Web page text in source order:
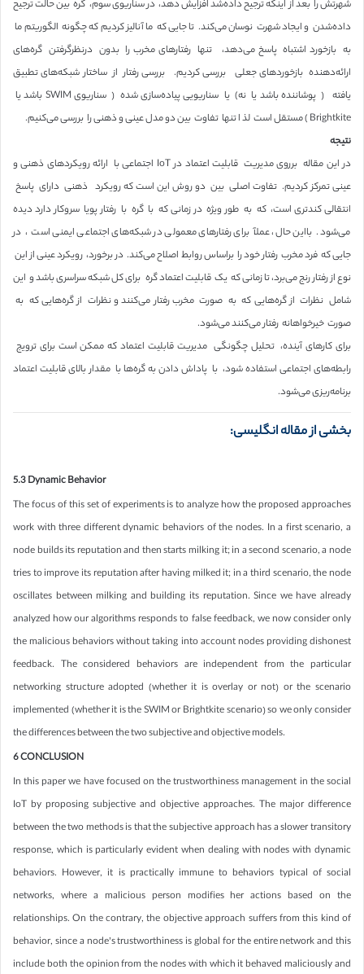
شهرتش را بعد از اینکه ترجیح داده‌شد افزایش دهد، در سناریوی سوم، گره بین حالت ترجیح
داده‌شدن و ایجاد شهرت نوسان می‌کند. تا جایی که ما آنالیز کردیم که چگونه الگوریتم ما
به بازخورد اشتباه پاسخ می‌دهد، تنها رفتارهای مخرب را بدون درنظرگرفتن گره‌های
ارائه‌دهنده بازخوردهای جعلی بررسی کردیم. بررسی رفتار از ساختار شبکه‌های تطبیق
یافته ( پوشاننده باشد یا نه) یا سناریویی پیاده‌سازی شده ( سناریوی SWIM باشد یا
Brightkite ) مستقل است لذ ا تنها تفاوت بین دو مدل عینی و ذهنی را بررسی می‌کنیم.
نتیجه
در این مقاله برروی مدیریت قابلیت اعتماد در IoT اجتماعی با ارائه رویکردهای ذهنی و
عینی تمرکز کردیم. تفاوت اصلی بین دو روش این است که رویکرد ذهنی دارای پاسخ
انتقالی کندتری است، که به طور ویژه در زمانی که با گره با رفتار پویا سروکار دارد دیده
می‌شود. بااین حال، عملآ برای رفتارهای معمولی در شبکه‌های اجتماعی ایمنی است ، در
جایی که فرد مخرب رفتار خود را براساس روابط اصلاح می‌کند. در برخورد، رویکرد عینی از این
نوع از رفتار رنج می‌برد، تا زمانی که یک قابلیت اعتماد گره برای کل شبکه سراسری باشد و این
شامل نظرات از‌ گره‌هایی که به صورت مخرب رفتار می‌کنند و نظرات از گره‌هایی که به
صورت خیرخواهانه رفتار می‌کنند می‌شود.
برای کارهای آینده، تحلیل چگونگی مدیریت قابلیت اعتماد که ممکن است برای ترویج
رابطه‌های اجتماعی استفاده شود، با پاداش دادن به گره‌ها با مقدار بالای قابلیت اعتماد
برنامه‌ریزی می‌شود.
بخشی از مقاله انگلیسی:
5.3 Dynamic Behavior
The focus of this set of experiments is to analyze how the proposed approaches
work with three different dynamic behaviors of the nodes. In a first scenario, a
node builds its reputation and then starts milking it; in a second scenario, a node
tries to improve its reputation after having milked it; in a third scenario, the node
oscillates between milking and building its reputation. Since we have already
analyzed how our algorithms responds to false feedback, we now consider only
the malicious behaviors without taking into account nodes providing dishonest
feedback. The considered behaviors are independent from the particular
networking structure adopted (whether it is overlay or not) or the scenario
implemented (whether it is the SWIM or Brightkite scenario) so we only consider
the differences between the two subjective and objective models.
6 CONCLUSION
In this paper we have focused on the trustworthiness management in the social
IoT by proposing subjective and objective approaches. The major difference
between the two methods is that the subjective approach has a slower transitory
response, which is particularly evident when dealing with nodes with dynamic
behaviors. However, it is practically immune to behaviors typical of social
networks, where a malicious person modifies her actions based on the
relationships. On the contrary, the objective approach suffers from this kind of
behavior, since a node’s trustworthiness is global for the entire network and this
include both the opinion from the nodes with which it behaved maliciously and